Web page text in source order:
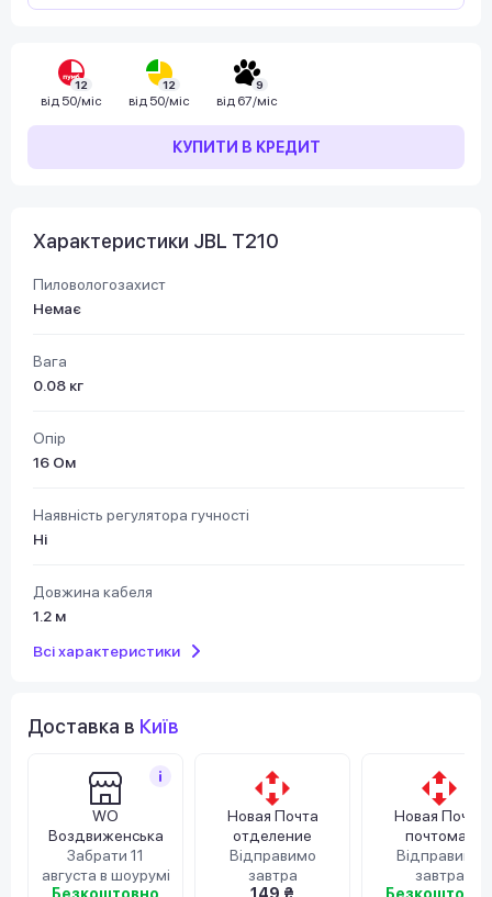
12
від 50/міс
12
від 50/міс
9
від 67/міс
КУПИТИ В КРЕДИТ
Характеристики JBL T210
Пиловологозахист
Немає
Вага
0.08 кг
Опір
16 Ом
Наявність регулятора гучності
Ні
Довжина кабеля
1.2 м
Всі характеристики
Доставка в Київ
WO
Воздвиженська
Забрати 11
августа в шоурумі
Новая Почта
отделение
Відправимо
завтра
Новая Почта
почтомат
Відправимо
завтра